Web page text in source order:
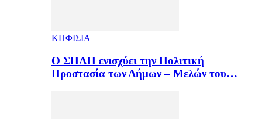
ΚΗΦΙΣΙΑ
Ο ΣΠΑΠ ενισχύει την Πολιτική
Προστασία των Δήμων – Μελών του…